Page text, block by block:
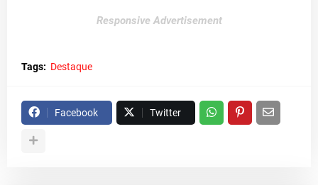
Responsive Advertisement
Tags: Destaque
Facebook Twitter